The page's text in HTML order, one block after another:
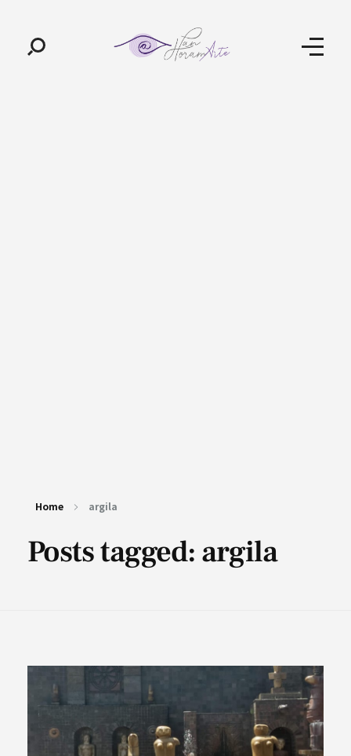
Home argila
Posts tagged: argila